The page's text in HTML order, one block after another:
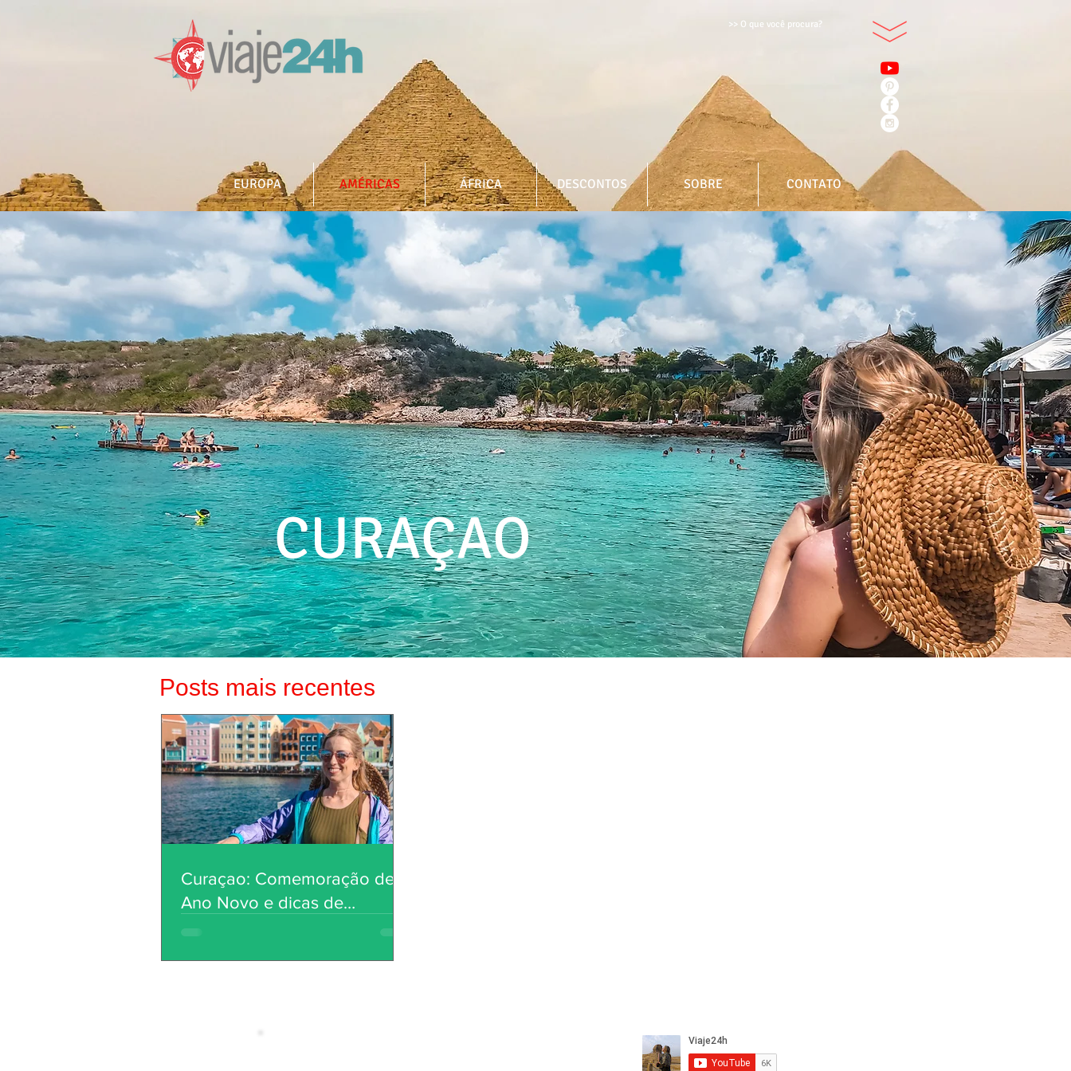
>> O que você procura?
EUROPA AMÉRICAS ÁFRICA DESCONTOS SOBRE CONTATO
CURAÇAO
Posts mais recentes
Curaçao: Comemoração de
Ano Novo e dicas de
planejamento de viagem